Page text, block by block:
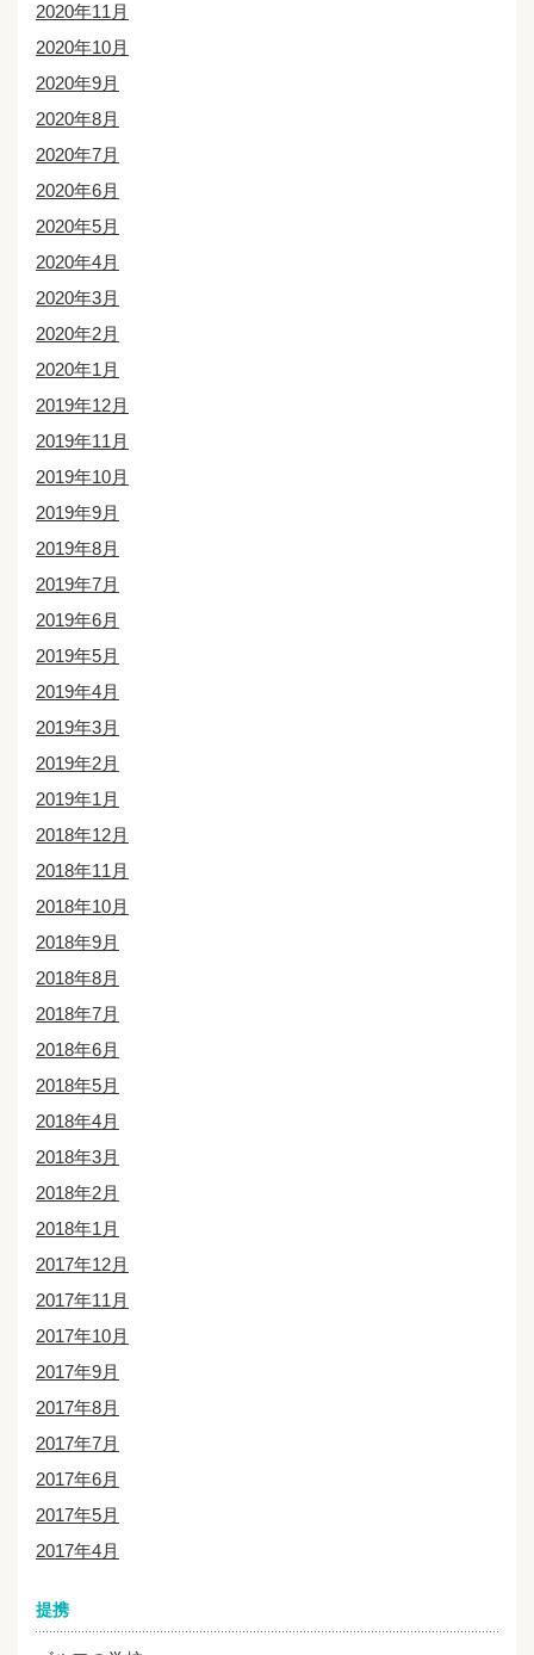
2020年11月
2020年10月
2020年9月
2020年8月
2020年7月
2020年6月
2020年5月
2020年4月
2020年3月
2020年2月
2020年1月
2019年12月
2019年11月
2019年10月
2019年9月
2019年8月
2019年7月
2019年6月
2019年5月
2019年4月
2019年3月
2019年2月
2019年1月
2018年12月
2018年11月
2018年10月
2018年9月
2018年8月
2018年7月
2018年6月
2018年5月
2018年4月
2018年3月
2018年2月
2018年1月
2017年12月
2017年11月
2017年10月
2017年9月
2017年8月
2017年7月
2017年6月
2017年5月
2017年4月
提携